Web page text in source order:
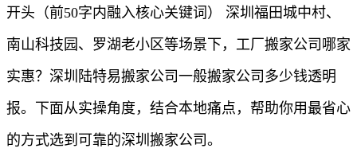
开头（前50字内融入核心关键词） 深圳福田城中村、
南山科技园、罗湖老小区等场景下，工厂搬家公司哪家
实惠？深圳陆特易搬家公司一般搬家公司多少钱透明
报。下面从实操角度，结合本地痛点，帮助你用最省心
的方式选到可靠的深圳搬家公司。